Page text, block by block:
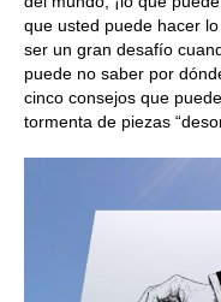
que usted puede hacer
ser un gran desafío
puede no saber por
cinco consejos que
tormenta de piezas